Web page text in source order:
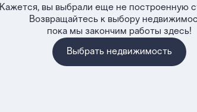
Кажется, вы выбрали еще не построенную
Возвращайтесь к выбору
пока мы закончим работы здесь!
Выбрать недвижимость